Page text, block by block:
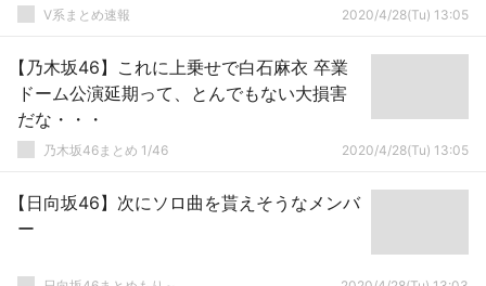
V系まとめ速報 2020/4/28(Tu) 13:05
【乃木坂46】これに上乗せで白石麻衣 卒業
ドーム公演延期って、とんでもない大損害
だな・・・
乃木坂46まとめ 1/46 2020/4/28(Tu) 13:05
【日向坂46】次にソロ曲を貰えそうなメンバ
ー